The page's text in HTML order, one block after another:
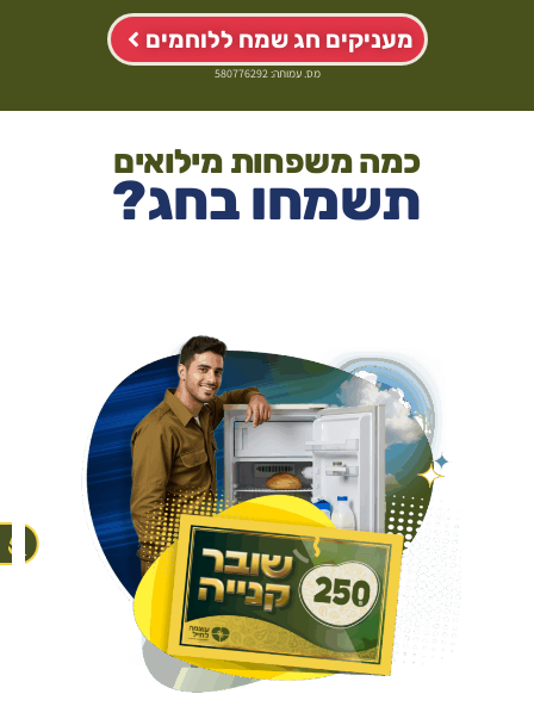
מעניקים חג שמח ללוחמים
מס. עמותה: 580776292
כמה משפחות מילואים
תשמחו בחג?